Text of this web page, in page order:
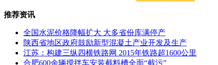
推荐资讯
全国水泥价格降幅扩大 大多省份库满停产
陕西省地区政府鼓励新型混凝土产业开发及生产
江苏：构建三纵四横铁路网 2015年铁路超1600公里
合肥600余辆搅拌车安装截料槽全面“截污”